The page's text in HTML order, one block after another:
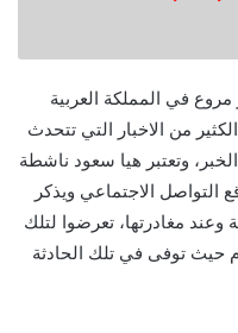
في المملكة العربية
من الاخبار التي تتحدث
وتعتبر هيا سعود ناشطة
التواصل الاجتماعي ويذكر
وعند مغادرتها، تعرضوا لتلك
المروعة وتبلغ من العمر 35 عام حيث توفى في تلك الحادثة